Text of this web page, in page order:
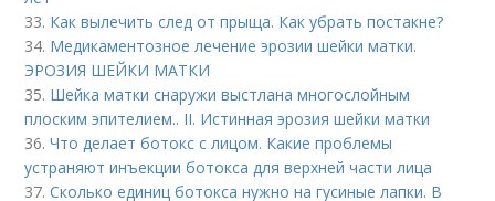
33. Как вылечить след от прыща. Как убрать постакне?
34. Медикаментозное лечение эрозии шейки матки.
ЭРОЗИЯ ШЕЙКИ МАТКИ
35. Шейка матки снаружи выстлана многослойным
плоским эпителием.. II. Истинная эрозия шейки матки
36.Что делает ботокс с лицом. Какие проблемы
устраняют инъекции ботокса для верхней части лица
37.Сколько единиц ботокса нужно на гусиные лапки. В